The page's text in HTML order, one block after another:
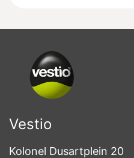
Vestio
Kolonel Dusartplein 20